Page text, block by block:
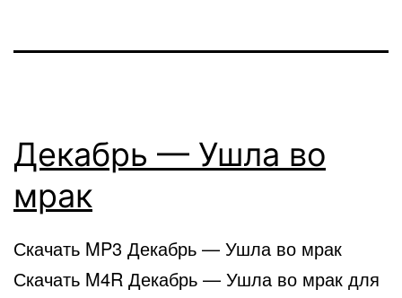
Декабрь — Ушла во
мрак
Скачать MP3 Декабрь — Ушла во мрак
Скачать M4R Декабрь — Ушла во мрак для